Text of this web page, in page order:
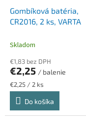
Gombíková batéria,
CR2016, 2 ks, VARTA
Skladom
€1,83 bez DPH
€2,25 / balenie
Jednotková
cena:
€2,25 / 2 ks
Do košíka